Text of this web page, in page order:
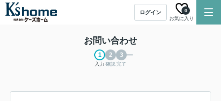
ログイン
お気に入り
0
お問い合わせ
入力 確認完了